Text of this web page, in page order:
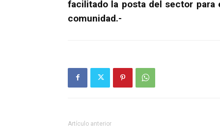
facilitado la posta del sector
comunidad.-
Artículo anterior